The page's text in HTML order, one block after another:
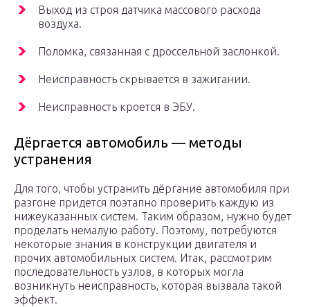
Выход из строя датчика массового расхода
воздуха.
Поломка, связанная с дроссельной заслонкой.
Неисправность скрывается в зажигании.
Неисправность кроется в ЭБУ.
Дёргается автомобиль — методы
устранения
Для того, чтобы устранить дёргание автомобиля при
разгоне придется поэтапно проверить каждую из
нижеуказанных систем. Таким образом, нужно будет
проделать немалую работу. Поэтому, потребуются
некоторые знания в конструкции двигателя и
прочих автомобильных систем. Итак, рассмотрим
последовательность узлов, в которых могла
возникнуть неисправность, которая вызвала такой
эффект.